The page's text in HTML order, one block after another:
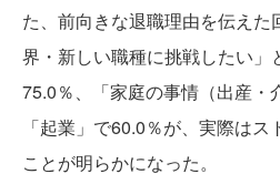
た、前向きな退職理由を伝えた
界・新しい職種に挑戦したい」
75.0％、「家庭の事情（出産・
「起業」で60.0％が、実際は
ことが明らかになった。